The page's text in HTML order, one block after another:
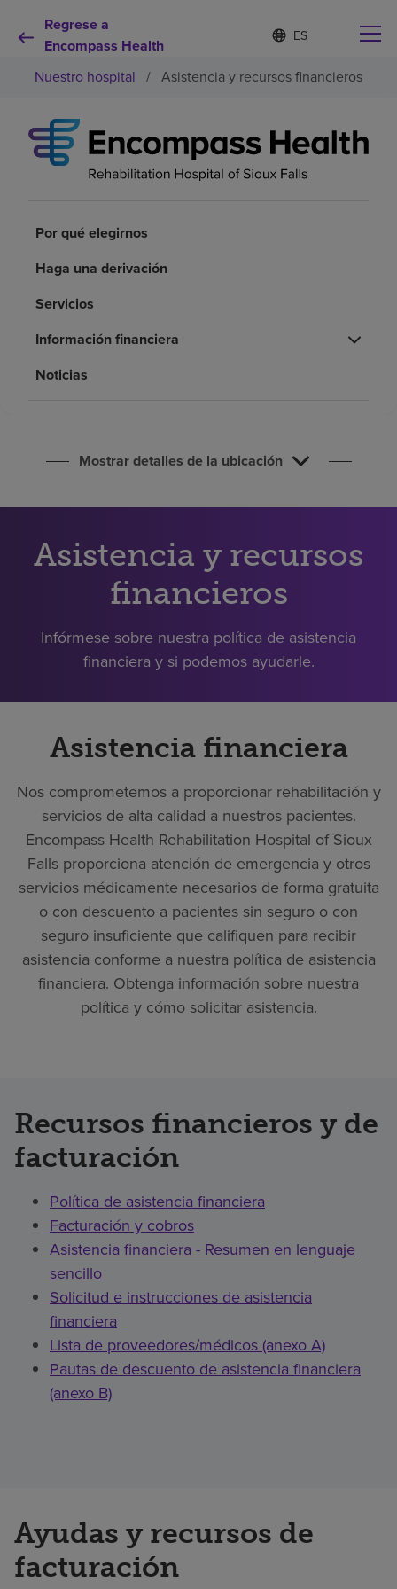
Regrese a
Encompass Health
Lista
de
idiomas
contraída
d
o
s
e
e
Por qué debe elegirnos
Recursos de salud
Empleos
Pagar mi factura
Nuestro hospital / Asistencia y recursos financieros
Por qué elegirnos
Haga una derivación
Servicios
Información financiera
Noticias
Mostrar detalles de la ubicación
Asistencia y recursos
financieros
Infórmese sobre nuestra política de asistencia
financiera y si podemos ayudarle.
Asistencia financiera
Nos comprometemos a proporcionar rehabilitación y
servicios de alta calidad a nuestros pacientes.
Encompass Health Rehabilitation Hospital of Sioux
Falls proporciona atención de emergencia y otros
servicios médicamente necesarios de forma gratuita
o con descuento a pacientes sin seguro o con
seguro insuficiente que califiquen para recibir
asistencia conforme a nuestra política de asistencia
financiera. Obtenga información sobre nuestra
política y cómo solicitar asistencia.
Recursos financieros y de
facturación
Política de asistencia financiera
Facturación y cobros
Asistencia financiera - Resumen en lenguaje
sencillo
Solicitud e instrucciones de asistencia
financiera
Lista de proveedores/médicos (anexo A)
Pautas de descuento de asistencia financiera
(anexo B)
Ayudas y recursos de
facturación